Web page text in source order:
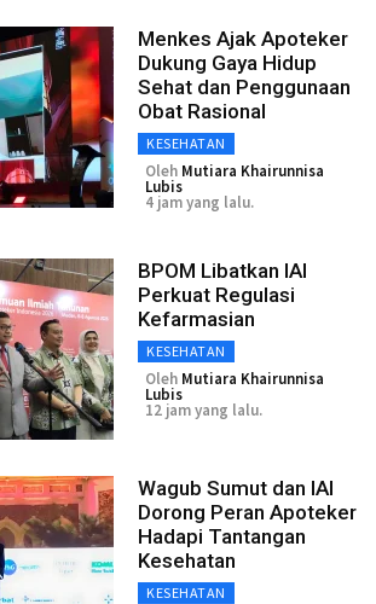
Menkes Ajak Apoteker
Dukung Gaya Hidup
Sehat dan Penggunaan
Obat Rasional
KESEHATAN
Oleh Mutiara Khairunnisa
Lubis
4 jam yang lalu.
BPOM Libatkan IAI
Perkuat Regulasi
Kefarmasian
KESEHATAN
Oleh Mutiara Khairunnisa
Lubis
12 jam yang lalu.
Wagub Sumut dan IAI
Dorong Peran Apoteker
Hadapi Tantangan
Kesehatan
KESEHATAN